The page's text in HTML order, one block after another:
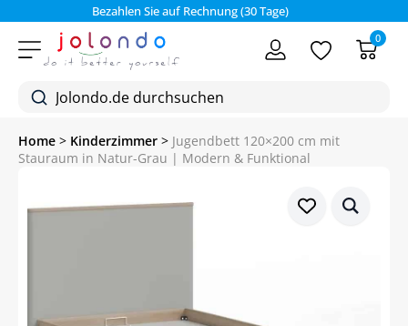
Bezahlen Sie auf Rechnung (30 Tage)
0
Home > Kinderzimmer > Jugendbett 120×200 cm mit
Stauraum in Natur-Grau | Modern & Funktional